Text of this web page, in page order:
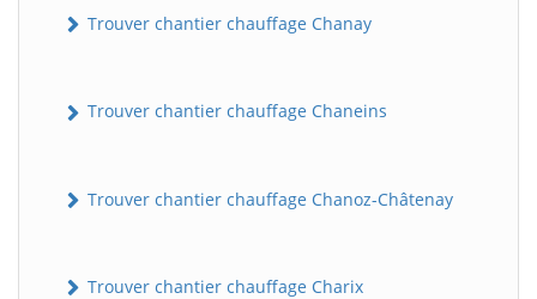
Trouver chantier chauffage Chanay
Trouver chantier chauffage Chaneins
Trouver chantier chauffage Chanoz-Châtenay
Trouver chantier chauffage Charix